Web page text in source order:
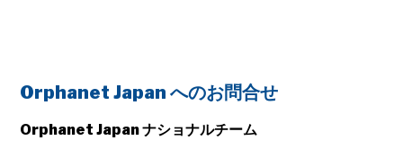
Orphanet Japan へのお問合せ
Orphanet Japan ナショナルチーム